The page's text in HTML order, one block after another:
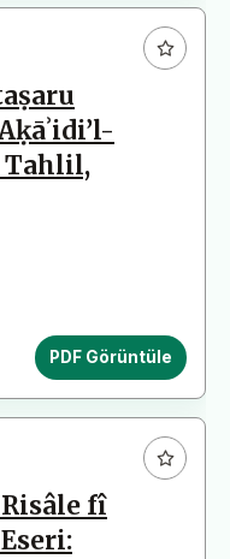
Tahlil,
PDF Görüntüle
fî